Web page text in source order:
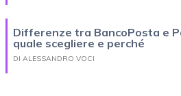
Differenze tra BancoPosta e
quale scegliere e perché
DI ALESSANDRO VOCI